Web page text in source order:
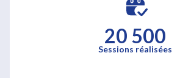
20 500
Sessions réalisées